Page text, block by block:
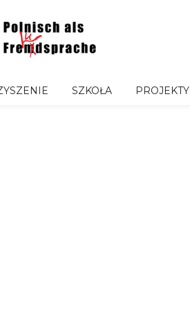
SZKOŁA PROJEKTY